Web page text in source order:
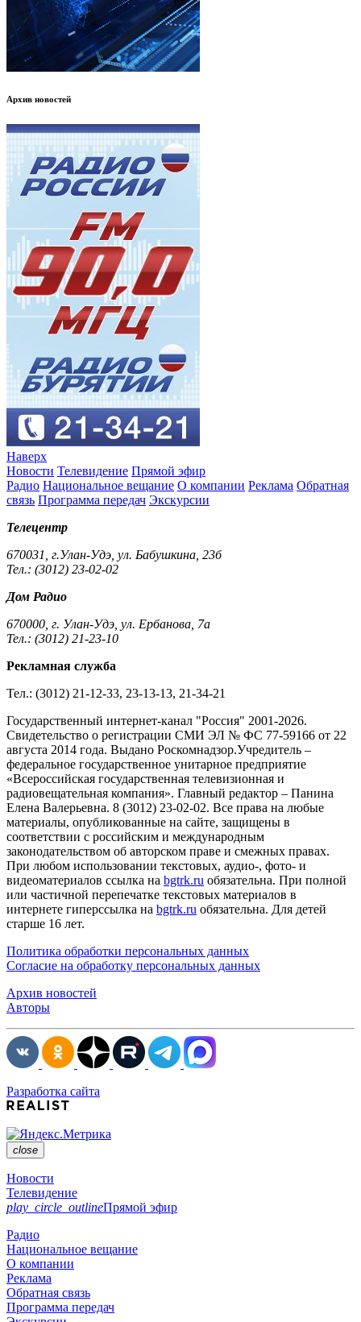
Архив новостей
Наверх
Новости Телевидение Прямой эфир
Радио Национальное вещание О компании Реклама Обратная
связь Программа передач Экскурсии
Телецентр
670031, г.Улан-Удэ, ул. Бабушкина, 23б
Тел.: (3012) 23-02-02
Дом Радио
670000, г. Улан-Удэ, ул. Ербанова, 7а
Тел.: (3012) 21-23-10
Рекламная служба
Тел.: (3012) 21-12-33, 23-13-13, 21-34-21
Государственный интернет-канал "Россия" 2001-2026.
Cвидетельство о регистрации СМИ ЭЛ № ФС 77-59166 от 22
августа 2014 года. Выдано Роскомнадзор.Учредитель –
федеральное государственное унитарное предприятие
«Всероссийская государственная телевизионная и
радиовещательная компания». Главный редактор – Панина
Елена Валерьевна. 8 (3012) 23-02-02. Все права на любые
материалы, опубликованные на сайте, защищены в
соответствии с российским и международным
законодательством об авторском праве и смежных правах.
При любом использовании текстовых, аудио-, фото- и
видеоматериалов ссылка на bgtrk.ru обязательна. При полной
или частичной перепечатке текстовых материалов в
интернете гиперссылка на bgtrk.ru обязательна. Для детей
старше 16 лет.
Политика обработки персональных данных
Согласие на обработку персональных данных
Архив новостей
Авторы
Разработка сайта
close
Новости
Телевидение
play_circle_outlineПрямой эфир
Радио
Национальное вещание
О компании
Реклама
Обратная связь
Программа передач